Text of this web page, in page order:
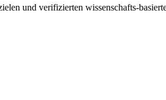
und verifizierten wissenschafts-